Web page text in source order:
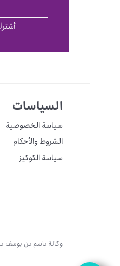
السياسات
سياسة الخصوصية
الشروط والأحكام
سياسة الكوكيز